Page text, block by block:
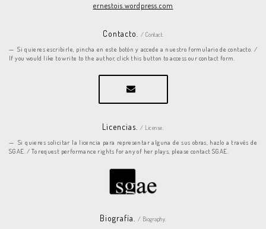
ernestois.wordpress.com
Contacto. / Contact.
Si quieres escribirle, pincha en este botón y accede a nuestro formulario de contacto. /
If you would like to write to the author, click this button to access our contact form.
Licencias. / License.
Si quieres solicitar la licencia para representar alguna de sus obras, hazlo a través de
SGAE. / To request performance rights for any of her plays, please contact SGAE.
Biografía. / Biography.